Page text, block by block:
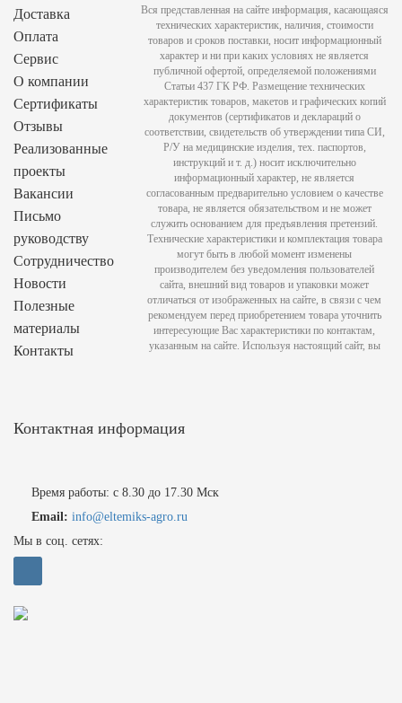
Доставка
Оплата
Сервис
О компании
Сертификаты
Отзывы
Реализованные
проекты
Вакансии
Письмо
руководству
Сотрудничество
Новости
Полезные
материалы
Контакты
Контактная информация
Время работы: с 8.30 до 17.30 Мск
Email: info@eltemiks-agro.ru
Мы в соц. сетях:
Вся представленная на сайте информация, касающаяся
технических характеристик, наличия, стоимости
товаров и сроков поставки, носит информационный
характер и ни при каких условиях не является
публичной офертой, определяемой положениями
Статьи 437 ГК РФ. Размещение технических
характеристик товаров, макетов и графических копий
документов (сертификатов и деклараций о
соответствии, свидетельств об утверждении типа СИ,
Р/У на медицинские изделия, тех. паспортов,
инструкций и т. д.) носит исключительно
информационный характер, не является
согласованным предварительно условием о качестве
товара, не является обязательством и не может
служить основанием для предъявления претензий.
Технические характеристики и комплектация товара
могут быть в любой момент изменены
производителем без уведомления пользователей
сайта, внешний вид товаров и упаковки может
отличаться от изображенных на сайте, в связи с чем
рекомендуем перед приобретением товара уточнить
интересующие Вас характеристики по контактам,
указанным на сайте. Используя настоящий сайт, вы